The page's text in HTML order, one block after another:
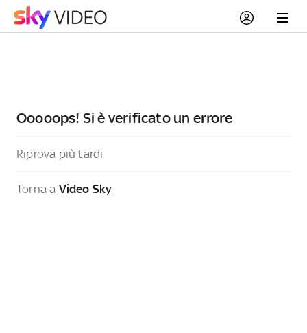
Ooooops! Si è verificato un errore
Riprova più tardi
Torna a Video Sky